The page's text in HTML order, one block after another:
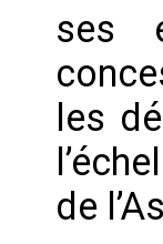
ses
les
de